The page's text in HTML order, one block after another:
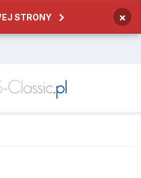
STRONY ×